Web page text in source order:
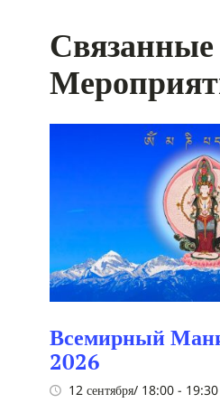
Связанные
Всемирный
2026
12 сентября/ 18:00 - 19:30